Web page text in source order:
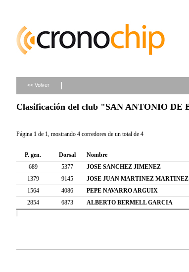
<< Volver
Clasificación del club "SAN ANTONIO DE
Página 1 de 1, mostrando 4 corredores de un total de 4
P. gen. Dorsal Nombre
689
5377 JOSE SANCHEZ JIMENEZ
1379
9145 JOSE JUAN MARTINEZ MARTINEZ
1564
4086 PEPE NAVARRO ARGUIX
2854
6873 ALBERTO BERMELL GARCIA
|